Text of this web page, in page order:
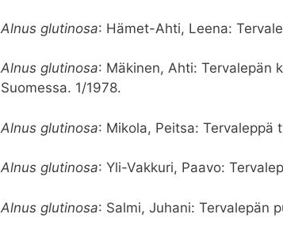
Alnus glutinosa: Hämet-Ahti, Leena:
Alnus glutinosa: Mäkinen, Ahti: Tervalepän
Suomessa. 1/1978.
Alnus glutinosa: Mikola, Peitsa: Tervaleppä
Alnus glutinosa: Yli-Vakkuri, Paavo:
Alnus glutinosa: Salmi, Juhani: Tervalepän